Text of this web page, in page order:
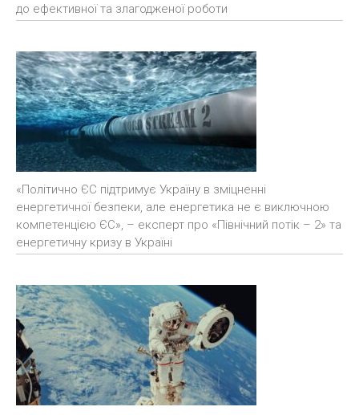
до ефективної та злагодженої роботи
«Політично ЄС підтримує Україну в зміцненні
енергетичної безпеки, але енергетика не є виключною
компетенцією ЄС», – експерт про «Північний потік – 2» та
енергетичну кризу в Україні